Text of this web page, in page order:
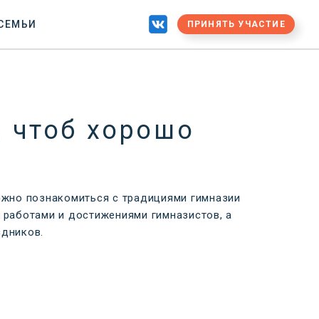
ПРИНЯТЬ УЧАСТИЕ
чтоб хорошо
познакомиться с традициями гимназии
и достижениями гимназистов, а